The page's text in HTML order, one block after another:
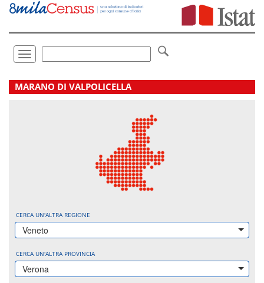
Vai
direttamente
Toggle
navigation
.
MARANO DI VALPOLICELLA
CERCA UN'ALTRA REGIONE
Veneto
CERCA UN'ALTRA PROVINCIA
Verona